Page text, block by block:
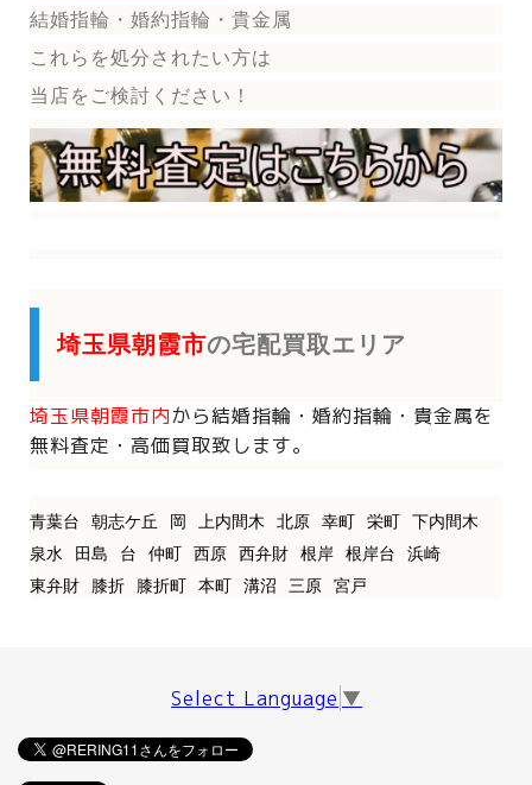
結婚指輪・婚約指輪・貴金属
これらを処分されたい方は
当店をご検討ください！
埼玉県朝霞市の宅配買取エリア
埼玉県朝霞市内から結婚指輪・婚約指輪・貴金属を
無料査定・高価買取致します。
青葉台 朝志ケ丘 岡 上内間木 北原 幸町 栄町
下内間木
泉水
田島 台 仲町 西原 西弁財 根岸 根岸台
浜崎
東弁財
膝折 膝折町 本町 溝沼 三原 宮戸
Select Language ▼